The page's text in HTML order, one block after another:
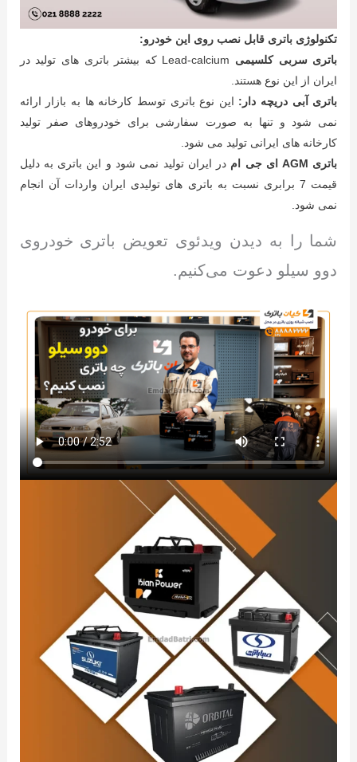
تکنولوژی باتری قابل نصب روی این خودرو:
باتری سربی کلسیمی
Lead-calcium که بیشتر باتری های تولید در
ایران از این نوع هستند.
باتری آبی دریچه دار: این نوع باتری توسط کارخانه ها به بازار ارائه
نمی شود و تنها به صورت سفارشی برای خودروهای صفر تولید
کارخانه های ایرانی تولید می شود.
باتری AGM ای جی ام
در ایران تولید نمی شود و این باتری به دلیل
قیمت 7 برابری نسبت به باتری های تولیدی ایران واردات آن انجام
نمی شود.
شما را به دیدن ویدئوی تعویض باتری خودروی
دوو سیلو دعوت می‌کنیم.